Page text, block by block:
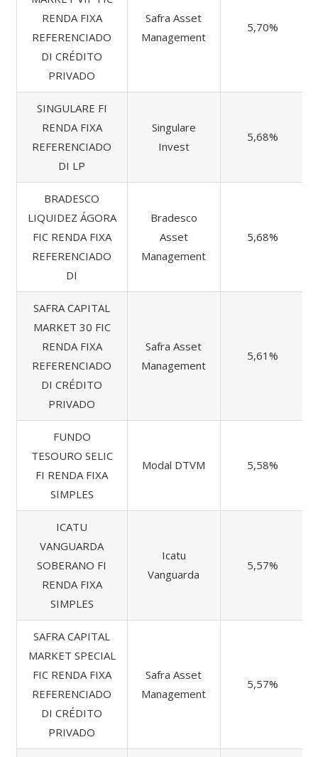
RENDA FIXA
REFERENCIADO
DI CRÉDITO
PRIVADO
Safra Asset
Management
5,70%
SINGULARE FI
RENDA FIXA
REFERENCIADO
DI LP
Singulare
Invest
5,68%
BRADESCO
LIQUIDEZ ÁGORA
FIC RENDA FIXA
REFERENCIADO
DI
Bradesco
Asset
Management
5,68%
SAFRA CAPITAL
MARKET 30 FIC
RENDA FIXA
REFERENCIADO
DI CRÉDITO
PRIVADO
Safra Asset
Management
5,61%
FUNDO
TESOURO SELIC
FI RENDA FIXA
SIMPLES
Modal DTVM 5,58%
ICATU
VANGUARDA
SOBERANO FI
RENDA FIXA
SIMPLES
Icatu
Vanguarda
5,57%
SAFRA CAPITAL
MARKET SPECIAL
FIC RENDA FIXA
REFERENCIADO
DI CRÉDITO
PRIVADO
Safra Asset
Management
5,57%